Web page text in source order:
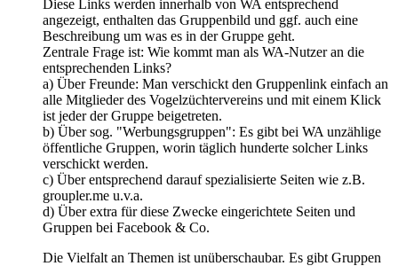
Diese Links werden innerhalb von WA entsprechend
angezeigt, enthalten das Gruppenbild und ggf. auch eine
Beschreibung um was es in der Gruppe geht.
Zentrale Frage ist: Wie kommt man als WA-Nutzer an die
entsprechenden Links?
a) Über Freunde: Man verschickt den Gruppenlink einfach an
alle Mitglieder des Vogelzüchtervereins und mit einem Klick
ist jeder der Gruppe beigetreten.
b) Über sog. "Werbungsgruppen": Es gibt bei WA unzählige
öffentliche Gruppen, worin täglich hunderte solcher Links
verschickt werden.
c) Über entsprechend darauf spezialisierte Seiten wie z.B.
groupler.me u.v.a.
d) Über extra für diese Zwecke eingerichtete Seiten und
Gruppen bei Facebook & Co.
Die Vielfalt an Themen ist unüberschaubar. Es gibt Gruppen